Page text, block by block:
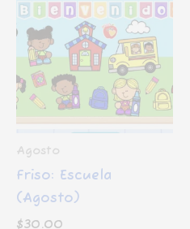
Agosto
Friso: Escuela
(Agosto)
$30.00